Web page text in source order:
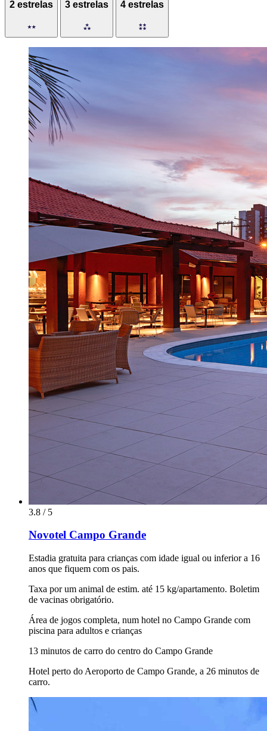
2 estrelas 3 estrelas 4 estrelas
3.8 / 5
Novotel Campo Grande
Estadia gratuita para crianças com idade igual ou inferior a 16
anos que fiquem com os pais.
Taxa por um animal de estim. até 15 kg/apartamento. Boletim
de vacinas obrigatório.
Área de jogos completa, num hotel no Campo Grande com
piscina para adultos e crianças
13 minutos de carro do centro do Campo Grande
Hotel perto do Aeroporto de Campo Grande, a 26 minutos de
carro.